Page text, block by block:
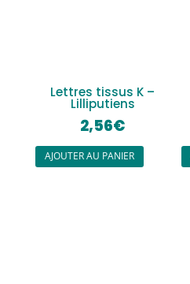
Lettres tissus K –
Lilliputiens
2,56€
AJOUTER AU PANIER